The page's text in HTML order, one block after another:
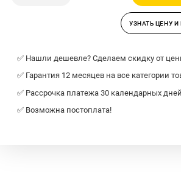
УЗНАТЬ ЦЕНУ
✅ Нашли дешевле? Сделаем скидку от
✅ Гарантия 12 месяцев на все категории
✅ Рассрочка платежа 30 календарных дней
✅ Возможна постоплата!